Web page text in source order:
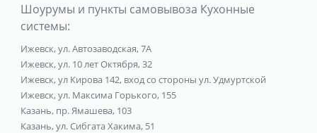
Шоурумы и пункты самовывоза Кухонные
системы:
Ижевск, ул. Автозаводская, 7А
Ижевск, ул. 10 лет Октября, 32
Ижевск, ул Кирова 142, вход со стороны ул. Удмуртской
Ижевск, ул. Максима Горького, 155
Казань, пр. Ямашева, 103
Казань, ул. Сибгата Хакима, 51